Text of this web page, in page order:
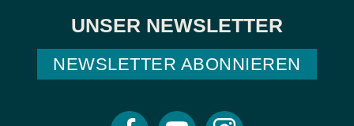
UNSER NEWSLETTER
NEWSLETTER ABONNIEREN